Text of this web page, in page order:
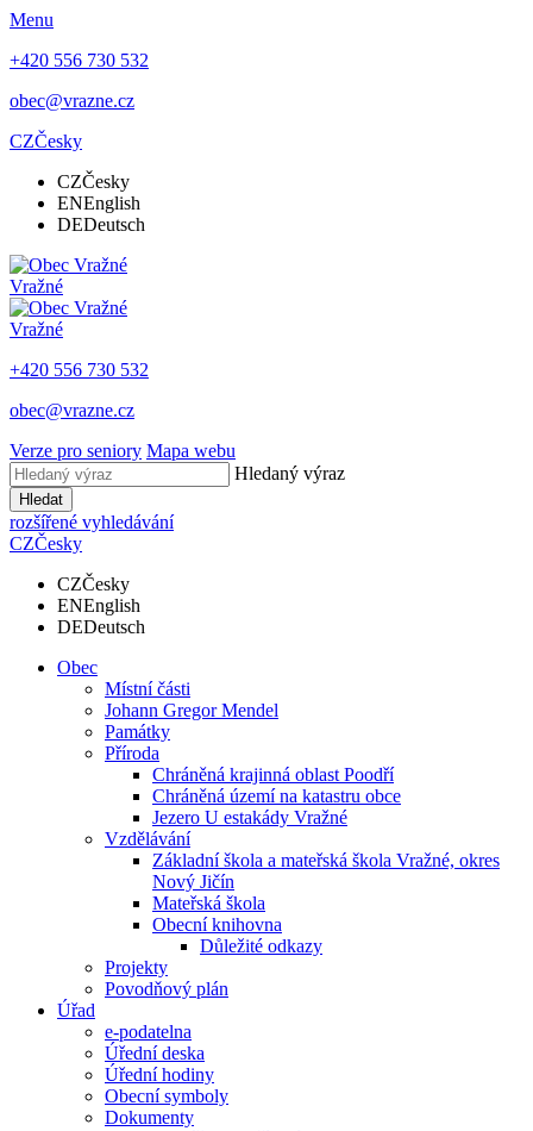
Menu
+420 556 730 532
obec@vrazne.cz
CZČesky
CZČesky
ENEnglish
DEDeutsch
Vražné
Vražné
+420 556 730 532
obec@vrazne.cz
Verze pro seniory Mapa webu
Hledaný výraz
Hledat
rozšířené vyhledávání
CZČesky
CZČesky
ENEnglish
DEDeutsch
Obec
Místní části
Johann Gregor Mendel
Památky
Příroda
Chráněná krajinná oblast Poodří
Chráněná území na katastru obce
Jezero U estakády Vražné
Vzdělávání
Základní škola a mateřská škola Vražné, okres
Nový Jičín
Mateřská škola
Obecní knihovna
Důležité odkazy
Projekty
Povodňový plán
Úřad
e-podatelna
Úřední deska
Úřední hodiny
Obecní symboly
Dokumenty